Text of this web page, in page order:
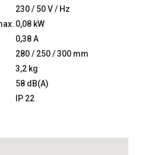
230 / 50 V / Hz
0,08 kW
0,38 A
280 / 250 / 300 mm
3,2 kg
58 dB(A)
IP 22